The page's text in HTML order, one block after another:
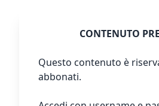
CONTENUTO
Questo contenuto è
abbonati.